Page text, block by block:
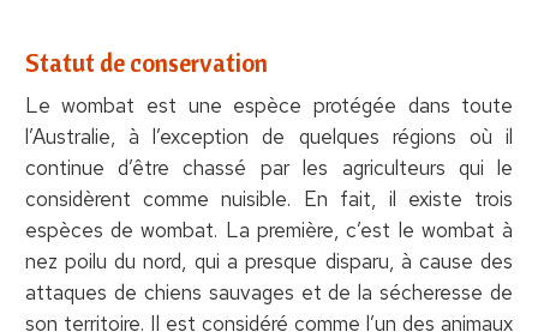
Statut de conservation
Le wombat est une espèce protégée dans toute
l’Australie, à l’exception de quelques régions où il
continue d’être chassé par les agriculteurs qui le
considèrent comme nuisible. En fait, il existe trois
espèces de wombat. La première, c’est le wombat à
nez poilu du nord, qui a presque disparu, à cause des
attaques de chiens sauvages et de la sécheresse de
son territoire. Il est considéré comme l’un des animaux